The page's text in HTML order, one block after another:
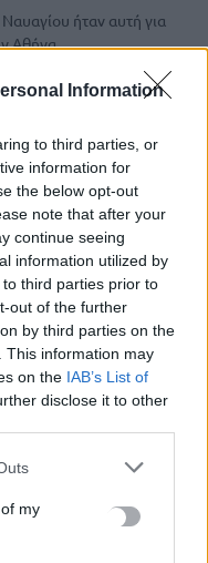
Information
to third parties, or
information for
the below opt-out
note that after your
continue seeing
information utilized by
third parties prior to
out of the further
by third parties on the
This information may
on the IAB’s List of
disclose it to other
my
ήταν αυτή για
Αθήνα…
περιοχή ανάμεσα στα
άνδρες